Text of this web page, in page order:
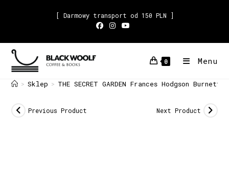
[ Darmowy transport od 150 PLN ]
0 Menu
> Sklep > THE SECRET GARDEN Frances Hodgson Burnett
Previous Product Next Product